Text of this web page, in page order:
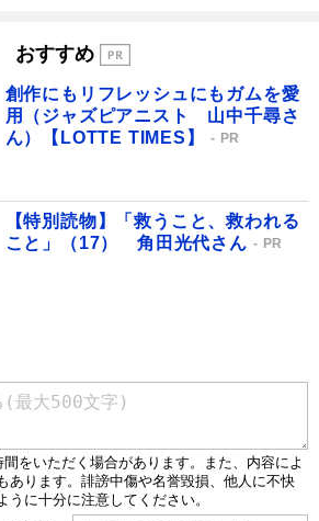
おすすめ
創作にもリフレッシュにもガムを愛
用（ジャズピアニスト 山中千尋さ
ん）【LOTTE TIMES】
PR
【特別読物】「救うこと、救われる
こと」（17） 角田光代さん
PR